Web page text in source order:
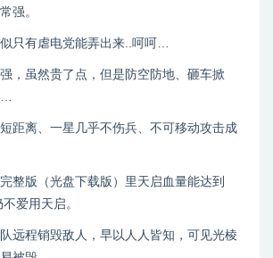
强。
只有虐电党能弄出来..呵呵…
，虽然贵了点，但是防空防地、砸车掀
距离、一星几乎不伤兵、不可移动攻击成
整版（光盘下载版）里天启血量能达到
爱用天启。
远程销毁敌人，早以人人皆知，可见光棱